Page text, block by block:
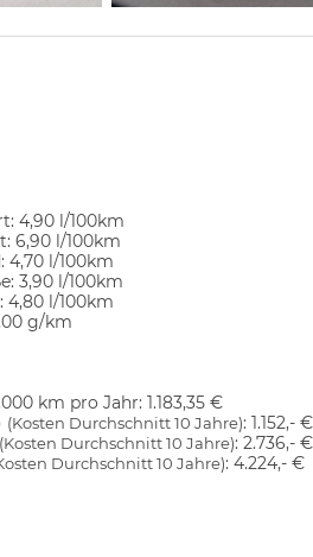
4,90 l/100km
6,90 l/100km
4,70 l/100km
3,90 l/100km
4,80 l/100km
g/km
km pro Jahr: 1.183,35 €
(Kosten Durchschnitt 10 Jahre): 1.152,- €
(Kosten Durchschnitt 10 Jahre): 2.736,- €
Durchschnitt 10 Jahre): 4.224,- €